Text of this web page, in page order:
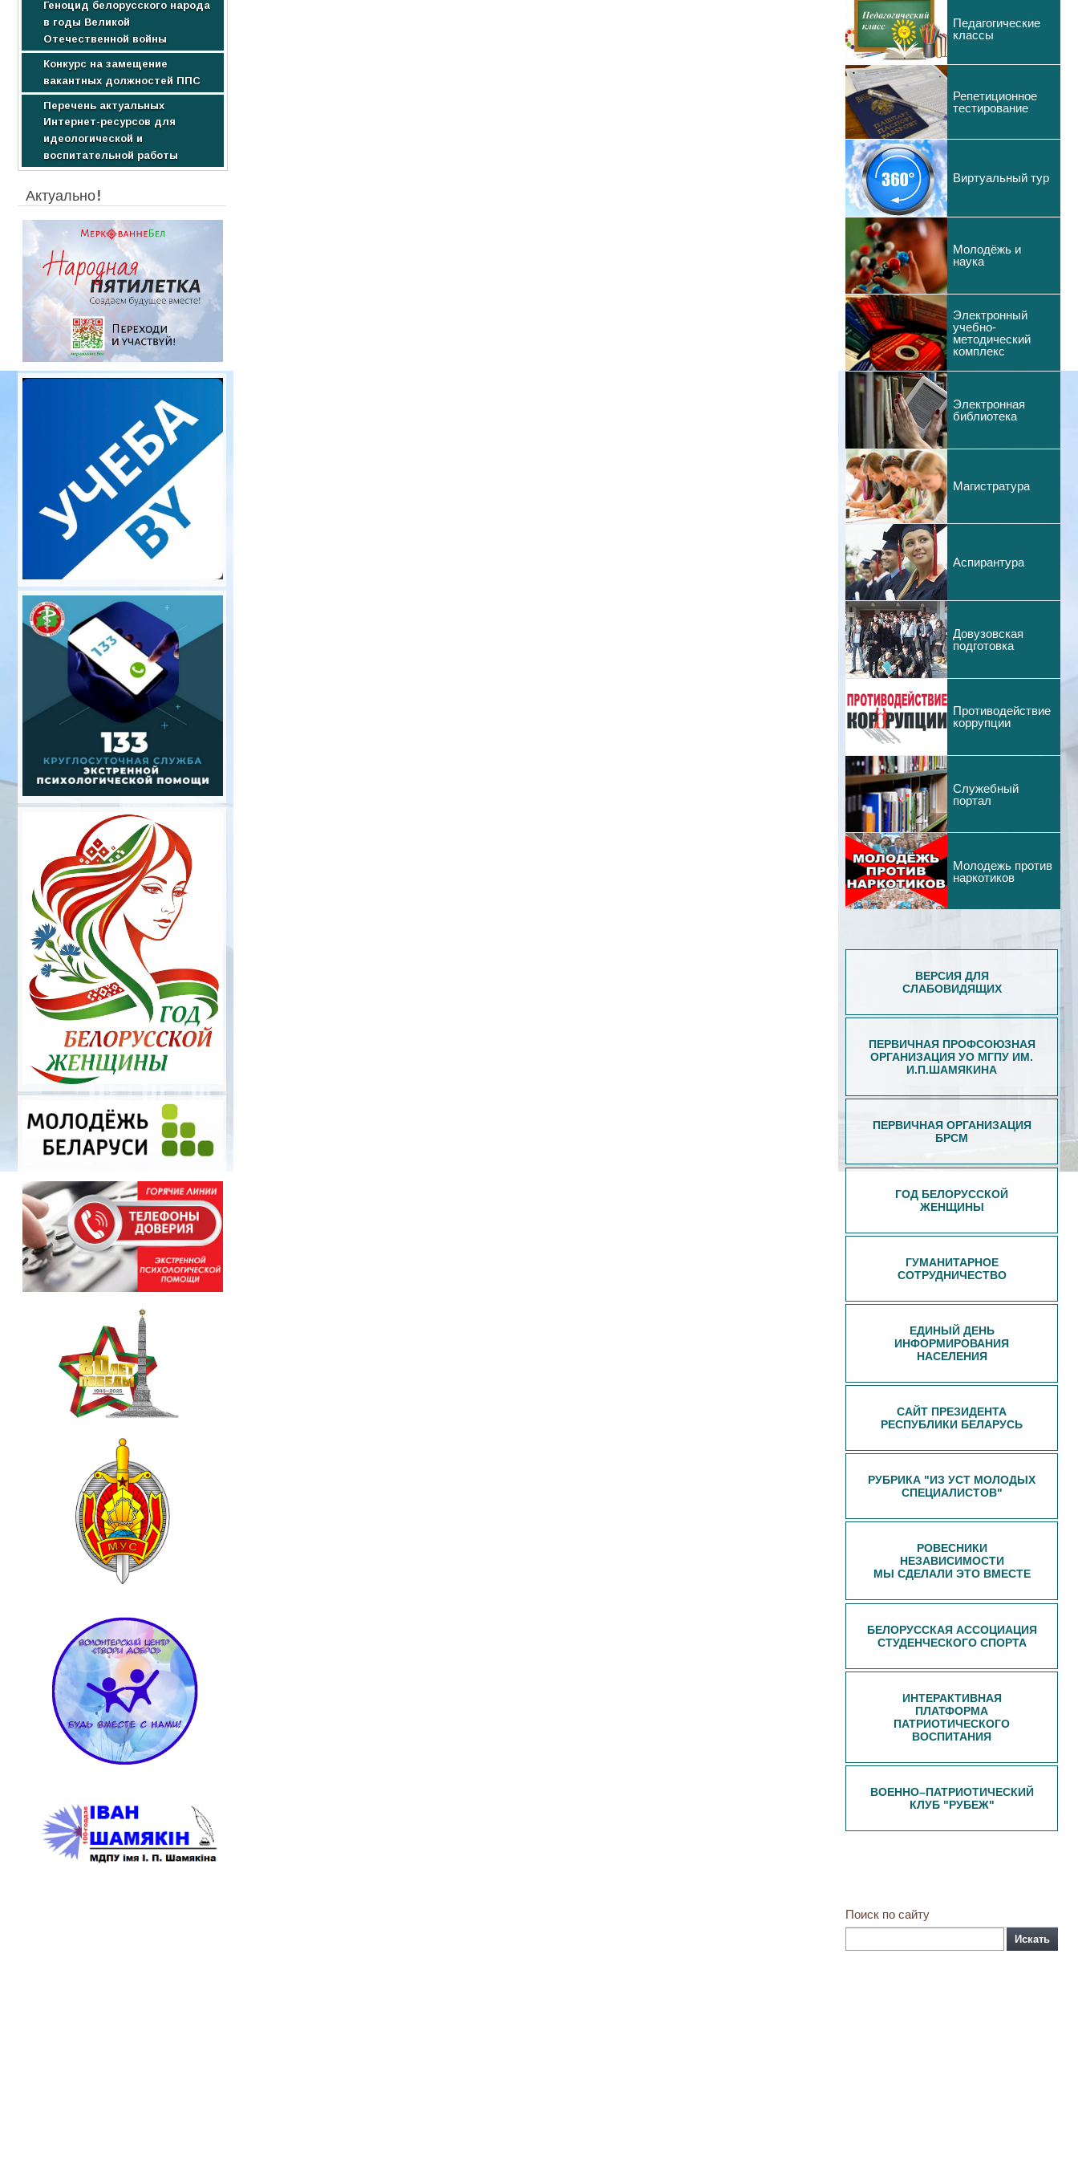
Научные издания
Студентам
Образовательные услуги
Стоимость обучения
Геноцид белорусского народа
в годы Великой
Отечественной войны
Конкурс на замещение
вакантных должностей ППС
Перечень актуальных
Интернет-ресурсов для
идеологической и
воспитательной работы
Актуально!
Педагогические
классы
Репетиционное
тестирование
Виртуальный тур
Молодёжь и
наука
Электронный
учебно-
методический
комплекс
Электронная
библиотека
Магистратура
Аспирантура
Довузовская
подготовка
Противодействие
коррупции
Служебный
портал
Молодежь против
наркотиков
ВЕРСИЯ ДЛЯ
СЛАБОВИДЯЩИХ
ПЕРВИЧНАЯ ПРОФСОЮЗНАЯ
ОРГАНИЗАЦИЯ УО МГПУ ИМ.
И.П.ШАМЯКИНА
ПЕРВИЧНАЯ ОРГАНИЗАЦИЯ
БРСМ
ГОД БЕЛОРУССКОЙ
ЖЕНЩИНЫ
ГУМАНИТАРНОЕ
СОТРУДНИЧЕСТВО
ЕДИНЫЙ ДЕНЬ
ИНФОРМИРОВАНИЯ
НАСЕЛЕНИЯ
САЙТ ПРЕЗИДЕНТА
РЕСПУБЛИКИ БЕЛАРУСЬ
РУБРИКА "ИЗ УСТ МОЛОДЫХ
СПЕЦИАЛИСТОВ"
РОВЕСНИКИ
НЕЗАВИСИМОСТИ
МЫ СДЕЛАЛИ ЭТО ВМЕСТЕ
БЕЛОРУССКАЯ АССОЦИАЦИЯ
СТУДЕНЧЕСКОГО СПОРТА
ИНТЕРАКТИВНАЯ
ПЛАТФОРМА
ПАТРИОТИЧЕСКОГО
ВОСПИТАНИЯ
ВОЕННО–ПАТРИОТИЧЕСКИЙ
КЛУБ "РУБЕЖ"
Поиск по сайту